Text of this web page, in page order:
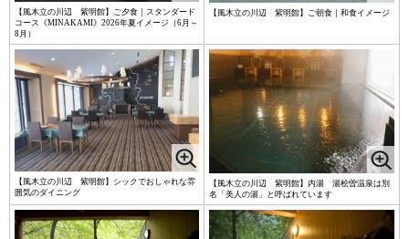
【風木立の川辺 紫明館】ご夕食｜スタンダード
コース《MINAKAMI》2026年夏イメージ（6月～
8月）
【風木立の川辺 紫明館】ご朝食｜和食イメージ
【風木立の川辺 紫明館】シックでおしゃれな雰
囲気のダイニング
【風木立の川辺 紫明館】内湯 湯桧曽温泉は別
名「美人の湯」と呼ばれています